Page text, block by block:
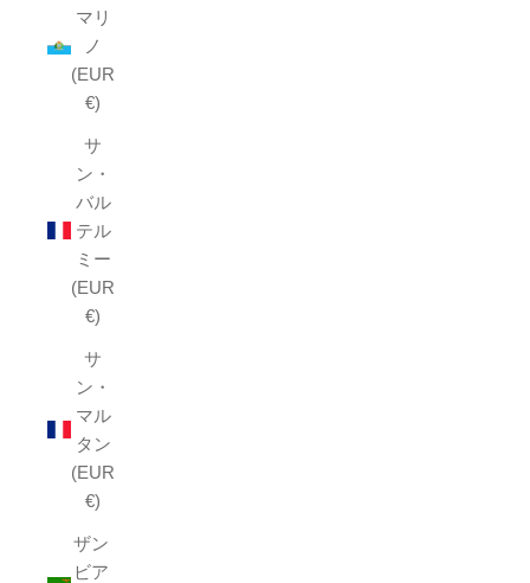
マリ
ノ
(EUR
€)
サ
ン・
バル
テル
ミー
(EUR
€)
サ
ン・
マル
タン
(EUR
€)
ザン
ビア